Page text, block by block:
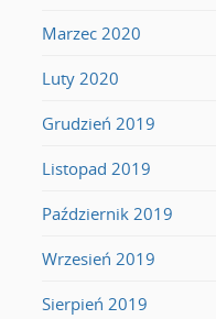
Marzec 2020
Luty 2020
Grudzień 2019
Listopad 2019
Październik 2019
Wrzesień 2019
Sierpień 2019